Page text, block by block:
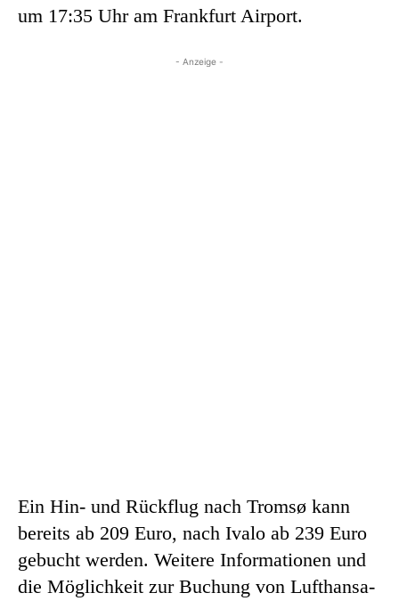
um 17:35 Uhr am Frankfurt Airport.
- Anzeige -
Ein Hin- und Rückflug nach Tromsø kann
bereits ab 209 Euro, nach Ivalo ab 239 Euro
gebucht werden. Weitere Informationen und
die Möglichkeit zur Buchung von Lufthansa-